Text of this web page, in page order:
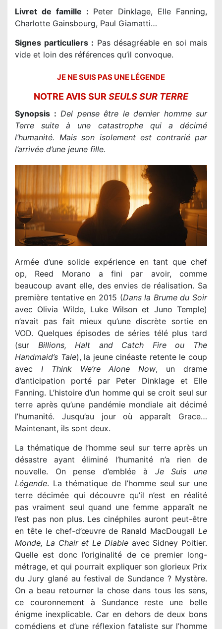
Livret de famille : Peter Dinklage, Elle Fanning,
Charlotte Gainsbourg, Paul Giamatti…
Signes particuliers : Pas désagréable en soi mais
vide et loin des références qu’il convoque.
JE NE SUIS PAS UNE LÉGENDE
NOTRE AVIS SUR SEULS SUR TERRE
Synopsis : Del pense être le dernier homme sur
Terre suite à une catastrophe qui a décimé
l’humanité. Mais son isolement est contrarié par
l’arrivée d’une jeune fille.
Armée d’une solide expérience en tant que chef
op, Reed Morano a fini par avoir, comme
beaucoup avant elle, des envies de réalisation. Sa
première tentative en 2015 (Dans la Brume du Soir
avec Olivia Wilde, Luke Wilson et Juno Temple)
n’avait pas fait mieux qu’une discrète sortie en
VOD. Quelques épisodes de séries télé plus tard
(sur Billions, Halt and Catch Fire ou The
Handmaid’s Tale), la jeune cinéaste retente le coup
avec I Think We’re Alone Now, un drame
d’anticipation porté par Peter Dinklage et Elle
Fanning. L’histoire d’un homme qui se croit seul sur
terre après qu’une pandémie mondiale ait décimé
l’humanité. Jusqu’au jour où apparaît Grace…
Maintenant, ils sont deux.
La thématique de l’homme seul sur terre après un
désastre ayant éliminé l’humanité n’a rien de
nouvelle. On pense d’emblée à Je Suis une
Légende. La thématique de l’homme seul sur une
terre décimée qui découvre qu’il n’est en réalité
pas vraiment seul quand une femme apparaît ne
l’est pas non plus. Les cinéphiles auront peut-être
en tête le chef-d’œuvre de Ranald MacDougall Le
Monde, La Chair et Le Diableavec Sidney Poitier.
Quelle est donc l’originalité de ce premier long-
métrage, et qui pourrait expliquer son glorieux Prix
du Jury glané au festival de Sundance ? Mystère.
On a beau retourner la chose dans tous les sens,
ce couronnement à Sundance reste une belle
énigme inexplicable. Car en dehors de deux bons
comédiens et d’une réflexion fataliste sur l’homme